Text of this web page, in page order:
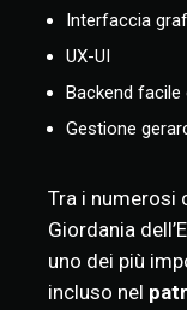
Tra i numerosi
Giordania
uno dei più
incluso nel
Interfaccia
UX-UI
Backend
Gestione